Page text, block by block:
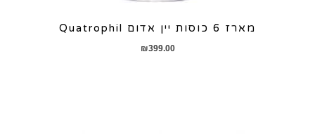
מארז 6 כוסות יין אדום Quatrophil
₪399.00